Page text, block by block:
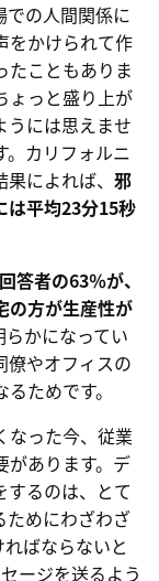
での人間関係に
をかけられて作
たこともありま
ょっと盛り上が
うには思えませ
。カリフォルニ
によれば、 邪
は平均23分15秒
回答者の63％が、
の方が生産性が
らかになってい
僚やオフィスの
ためです。
なった今、従業
があります。デ
するのは、とて
ためにわざわざ
ばならないと
ージを送るよう